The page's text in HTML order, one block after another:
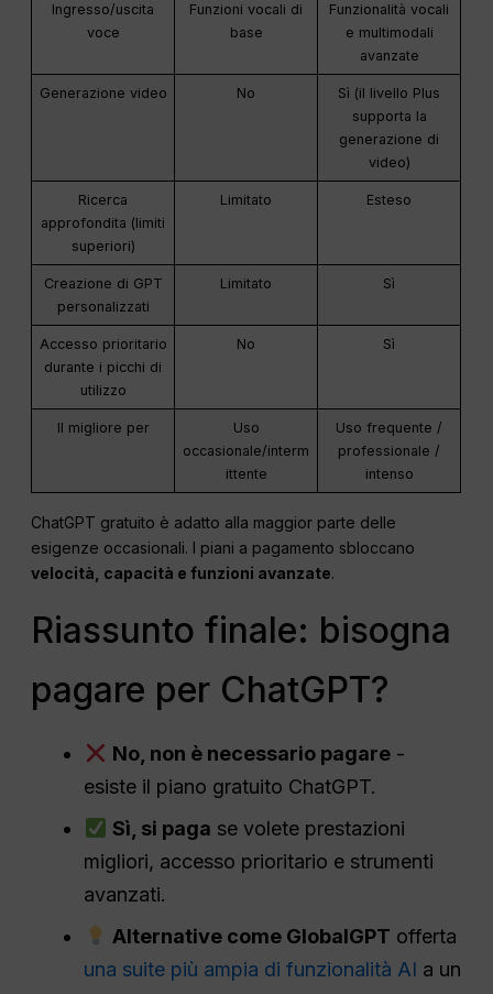
Ingresso/uscita
voce
Funzioni vocali di
base
Funzionalità vocali
e multimodali
avanzate
Generazione video No
Sì (il livello Plus
supporta la
generazione di
video)
Ricerca
approfondita (limiti
superiori)
Limitato Esteso
Creazione di GPT
personalizzati
Limitato Sì
Accesso prioritario
durante i picchi di
utilizzo
No Sì
Il migliore per
Uso
occasionale/interm
ittente
Uso frequente /
professionale /
intenso
ChatGPT gratuito è adatto alla maggior parte delle
esigenze occasionali. I piani a pagamento sbloccano
velocità, capacità e funzioni avanzate.
Riassunto finale: bisogna
pagare per ChatGPT?
No, non è necessario pagare-
esiste il piano gratuito ChatGPT.
Sì, si paga se volete prestazioni
migliori, accesso prioritario e strumenti
avanzati.
Alternative come GlobalGPT offerta
una suite più ampia di funzionalità AI a un